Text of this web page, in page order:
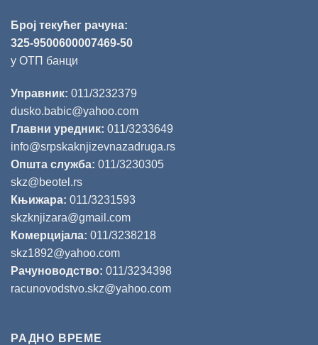
Број текућег рачуна:
325-9500600007469-50
у ОТП банци
Управник: 011/3232379
dusko.babic@yahoo.com
Главни уредник: 011/3233649
info@srpskaknjizevnazadruga.rs
Општа служба: 011/3230305
skz@beotel.rs
Књижара: 011/3231593
skzknjizara@gmail.com
Комерцијала: 011/3238218
skz1892@yahoo.com
Рачуноводство: 011/3234398
racunovodstvo.skz@yahoo.com
РАДНО ВРЕМЕ